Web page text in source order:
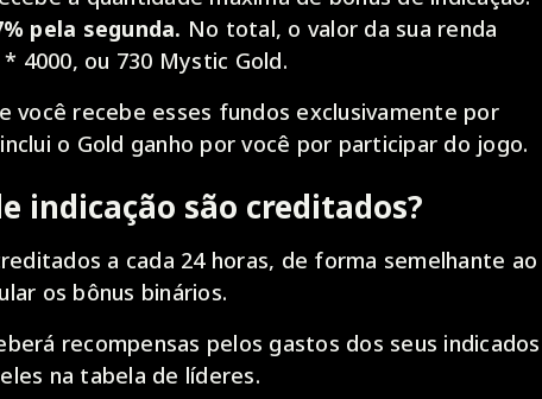
pela segunda. No total, o valor da sua renda
4000, ou 730 Mystic Gold.
você recebe esses fundos exclusivamente por
o Gold ganho por você por participar do jogo.
indicação são creditados?
a cada 24 horas, de forma semelhante ao
os bônus binários.
recompensas pelos gastos dos seus indicados
na tabela de líderes.